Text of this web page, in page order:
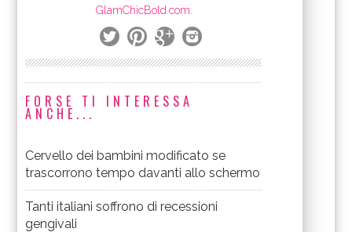
GlamChicBold.com
FORSE TI INTERESSA
ANCHE...
Cervello dei bambini modificato se
trascorrono tempo davanti allo schermo
Tanti italiani soffrono di recessioni
gengivali